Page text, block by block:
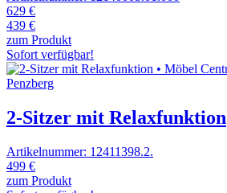
629 €
439 €
zum Produkt
Sofort verfügbar!
2-Sitzer mit Relaxfunktion
Artikelnummer: 12411398.2.
499 €
zum Produkt